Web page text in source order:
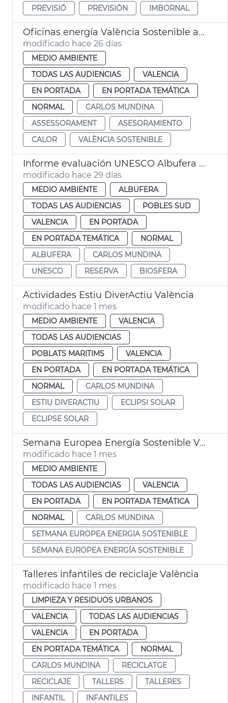
PREVISIÓ PREVISIÓN IMBORNAL
Oficinas energía València Sostenible asesoran en balde aire acondicionado
modificado hace 26 días
MEDIO AMBIENTE
TODAS LAS AUDIENCIAS
VALENCIA
EN PORTADA
EN PORTADA TEMÁTICA
NORMAL
CARLOS MUNDINA
ASSESSORAMENT
ASESORAMIENTO
CALOR
VALÈNCIA SOSTENIBLE
Informe evaluación UNESCO Albufera València reserva biosfera
modificado hace 29 días
MEDIO AMBIENTE
ALBUFERA
TODAS LAS AUDIENCIAS
POBLES SUD
VALENCIA
EN PORTADA
EN PORTADA TEMÁTICA
NORMAL
ALBUFERA
CARLOS MUNDINA
UNESCO
RESERVA BIOSFERA
Actividades Estiu DiverActiu València
modificado hace 1 mes
MEDIO AMBIENTE
VALENCIA
TODAS LAS AUDIENCIAS
POBLATS MARITIMS
VALENCIA
EN PORTADA
EN PORTADA TEMÁTICA
NORMAL
CARLOS MUNDINA
ESTIU DIVERACTIU
ECLIPSI SOLAR
ECLIPSE SOLAR
Semana Europea Energía Sostenible València
modificado hace 1 mes
MEDIO AMBIENTE
TODAS LAS AUDIENCIAS
VALENCIA
EN PORTADA
EN PORTADA TEMÁTICA
NORMAL
CARLOS MUNDINA
SETMANA EUROPEA ENERGIA SOSTENIBLE
SEMANA EUROPEA ENERGÍA SOSTENIBLE
Talleres infantiles de reciclaje València
modificado hace 1 mes
LIMPIEZA Y RESIDUOS URBANOS
VALENCIA
TODAS LAS AUDIENCIAS
VALENCIA
EN PORTADA
EN PORTADA TEMÁTICA
NORMAL
CARLOS MUNDINA
RECICLATGE
RECICLAJE
TALLERS
TALLERES
INFANTIL
INFANTILES